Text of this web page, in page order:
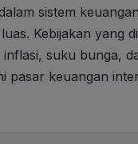
sistem
Kebijakan yang
suku bunga,
pasar keuangan